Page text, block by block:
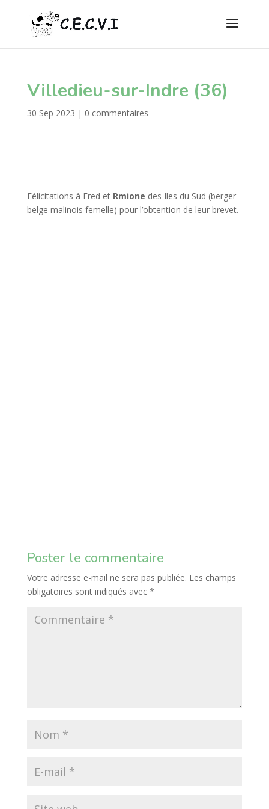
Villedieu-sur-Indre (36)
30 Sep 2023 | 0 commentaires
Félicitations à Fred et Rmione des Iles du Sud (berger
belge malinois femelle) pour l’obtention de leur brevet.
Poster le commentaire
Votre adresse e-mail ne sera pas publiée. Les champs
obligatoires sont indiqués avec *